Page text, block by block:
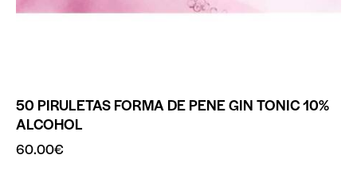
50 PIRULETAS FORMA DE PENE GIN TONIC 10%
ALCOHOL
60.00€